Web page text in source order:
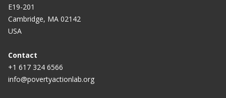
E19-201
Cambridge, MA 02142
USA
Contact
+1 617 324 6566
info@povertyactionlab.org